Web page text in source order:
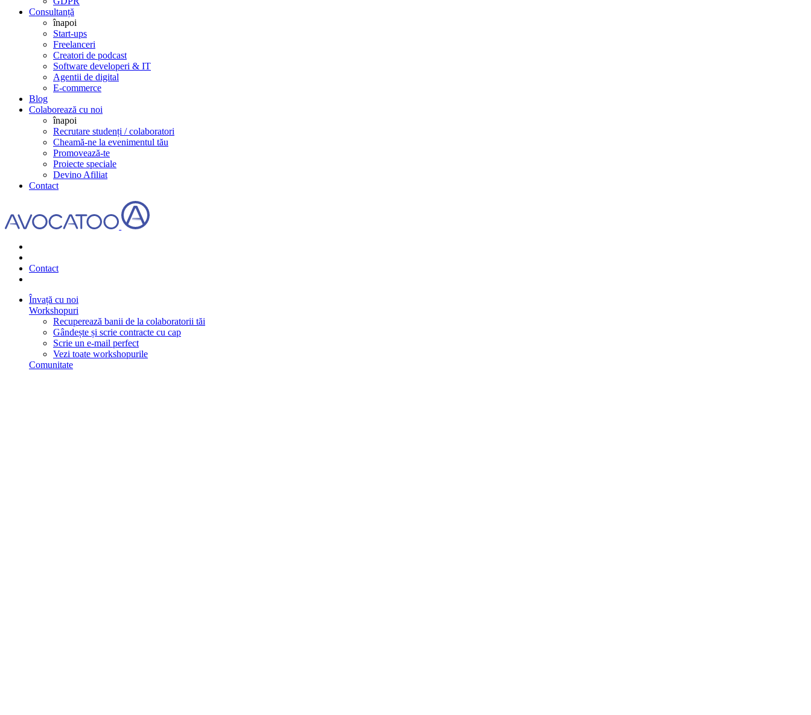
Consultanță
înapoi
Start-ups
Freelanceri
Creatori de podcast
Software developeri & IT
Agentii de digital
E-commerce
Blog
Colaborează cu noi
înapoi
Recrutare studenți / colaboratori
Cheamă-ne la evenimentul tău
Promovează-te
Proiecte speciale
Devino Afiliat
Contact
Contact
Învață cu noi
Workshopuri
Recuperează banii de la colaboratorii tăi
Gândește și scrie contracte cu cap
Scrie un e-mail perfect
Vezi toate workshopurile
Comunitate